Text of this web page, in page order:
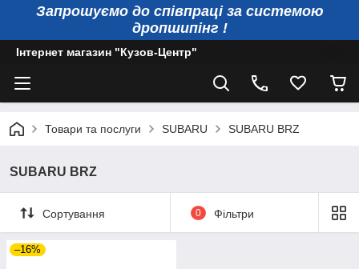
Запрошуємо до співпраці за системою
дропшипінг !
Інтернет магазин "Кузов-Центр"
Товари та послуги SUBARU SUBARU BRZ
SUBARU BRZ
Сортування 0 Фільтри
–16%